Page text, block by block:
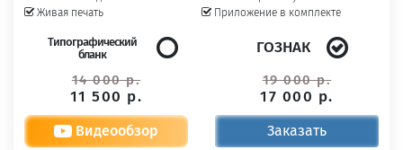
Живая печать
Приложение в комплекте
Типографический
бланк
14 000 р.
11 500 р.
ГОЗНАК
19 000 р.
17 000 р.
Видеообзор Заказать